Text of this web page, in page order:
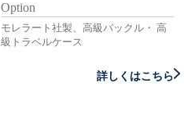
Option
モレラート社製、高級バックル・ 高
級トラベルケース
詳しくはこちら